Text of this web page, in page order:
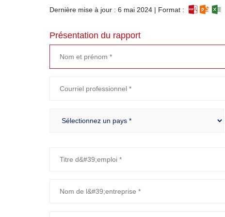
Dernière mise à jour : 6 mai 2024 | Format :
Présentation du rapport